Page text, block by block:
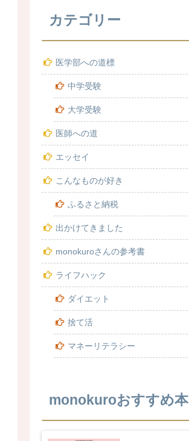
カテゴリー
医学部への道標
中学受験
大学受験
医師への道
エッセイ
こんなものが好き
ふるさと納税
出かけてきました
monokuroさんの参考書
ライフハック
ダイエット
捨て活
マネーリテラシー
monokuroおすすめ本